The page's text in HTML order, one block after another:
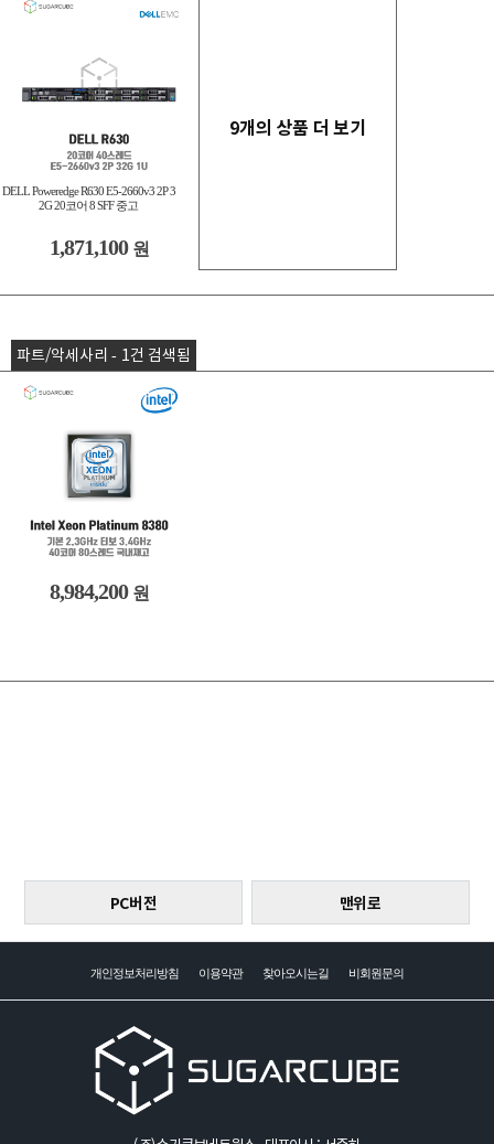
DELL Poweredge R630 E5-2660v3 2P 3
2G 20코어 8 SFF 중고
1,871,100 원
9개의 상품 더 보기
파트/악세사리 - 1건 검색됨
8,984,200 원
PC버전 맨위로
개인정보처리방침 이용약관 찾아오시는길 비회원문의